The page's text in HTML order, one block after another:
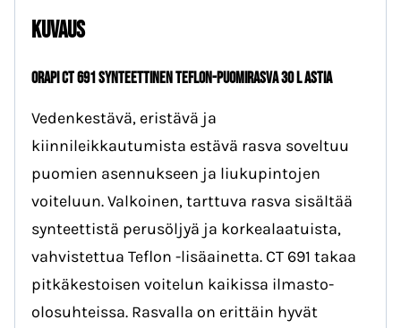
Kuvaus
ORAPI CT 691 SYNTEETTINEN TEFLON-PUOMIRASVA 30 l ASTIA
Vedenkestävä, eristävä ja
kiinnileikkautumista estävä rasva soveltuu
puomien asennukseen ja liukupintojen
voiteluun. Valkoinen, tarttuva rasva sisältää
synteettistä perusöljyä ja korkealaatuista,
vahvistettua Teflon -lisäainetta. CT 691 takaa
pitkäkestoisen voitelun kaikissa ilmasto-
olosuhteissa. Rasvalla on erittäin hyvät